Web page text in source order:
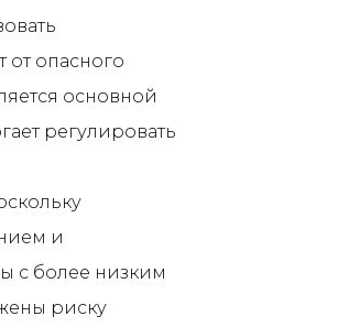
опасного
основной
регулировать
и
с более низким
риску